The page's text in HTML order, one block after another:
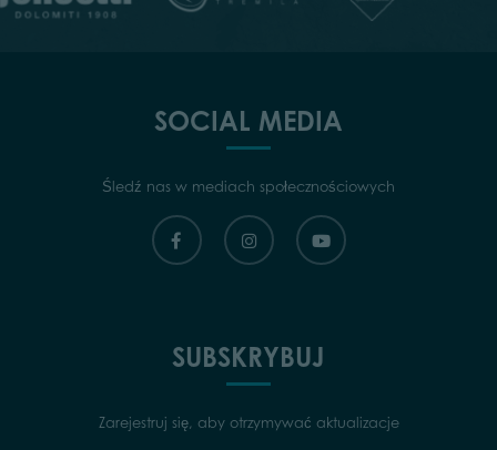
SOCIAL MEDIA
Śledź nas w mediach społecznościowych
SUBSKRYBUJ
Zarejestruj się, aby otrzymywać aktualizacje